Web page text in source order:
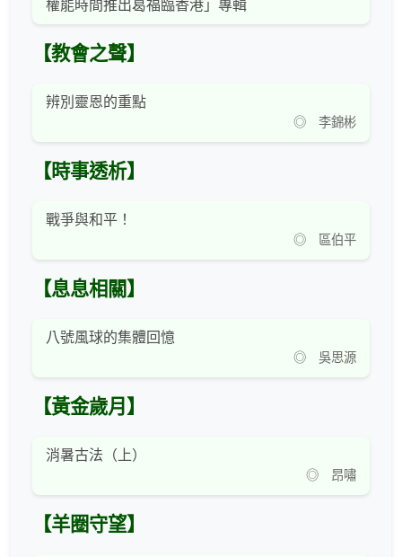
權能時間推出葛福臨香港」專輯
【教會之聲】
辨別靈恩的重點
◎ 李錦彬
【時事透析】
戰爭與和平！
◎ 區伯平
【息息相關】
八號風球的集體回憶
◎ 吳思源
【黃金歲月】
消暑古法（上）
◎ 昂嘯
【羊圈守望】